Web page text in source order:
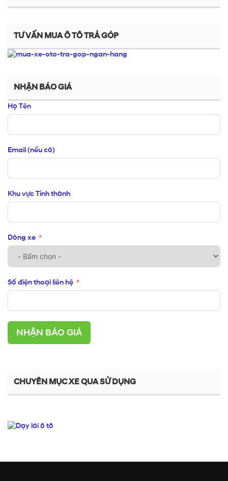
TƯ VẤN MUA Ô TÔ TRẢ GÓP
NHẬN BÁO GIÁ
Họ Tên
Email (nếu có)
Khu vực Tỉnh thành
Dòng xe
Số điện thoại liên hệ
NHẬN BÁO GIÁ
CHUYÊN MỤC XE QUA SỬ DỤNG